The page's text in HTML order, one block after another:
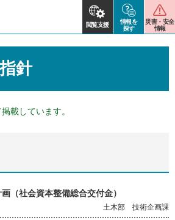
閲覧支援
情報を
探す
災害・安全
情報
針
載しています。
（社会資本整備総合交付金）
土木部 技術企画課